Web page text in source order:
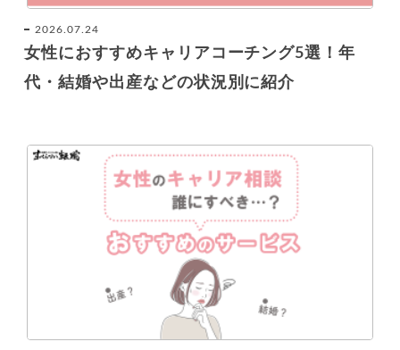
2026.07.24
女性におすすめキャリアコーチング5選！年
代・結婚や出産などの状況別に紹介